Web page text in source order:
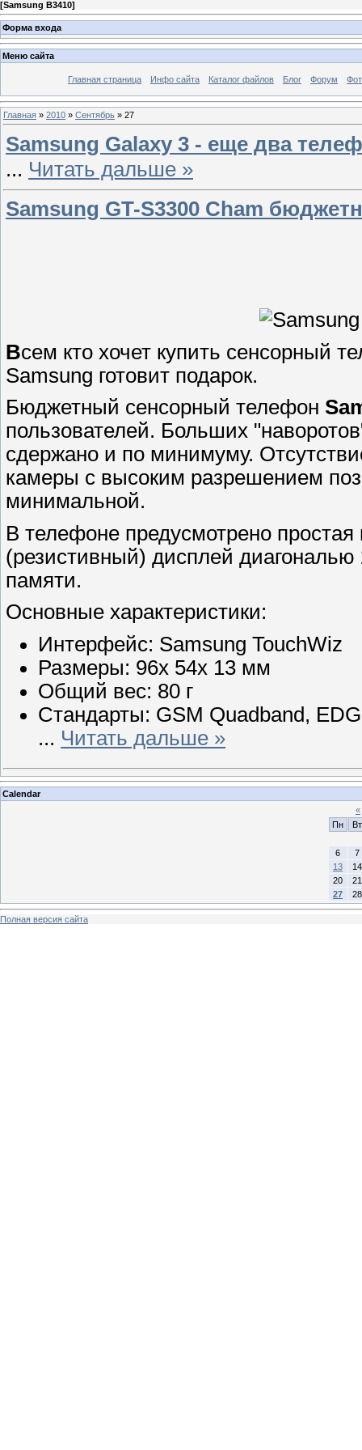
[Samsung B3410]
Форма входа
Меню сайта
Главная страница Инфо сайта Каталог файлов Блог Форум
Главная » 2010 » Сентябрь » 27
Samsung Galaxy 3 - еще два
... Читать дальше »
Samsung GT-S3300 Cham
Всем кто хочет купить сенсорный
Samsung готовит подарок.
Бюджетный сенсорный телефон
пользователей. Больших
сдержано и по минимуму.
камеры с высоким разрешением
минимальной.
В телефоне предусмотрено
(резистивный) дисплей
памяти.
Основные характеристики:
Интерфейс: Samsung TouchWiz
Размеры: 96х 54х 13 мм
Общий вес: 80 г
Стандарты: GSM Quadband,
... Читать дальше »
Calendar
«
Пн
Вт
6
7
13
14
20
21
27
28
Полная версия сайта